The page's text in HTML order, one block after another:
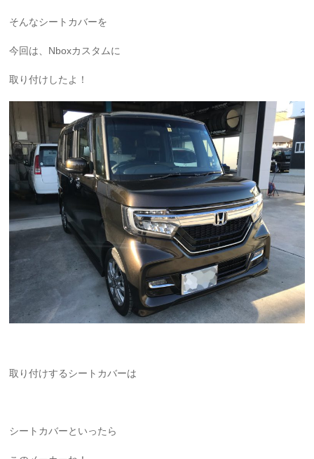
そんなシートカバーを
今回は、Nboxカスタムに
取り付けしたよ！
取り付けするシートカバーは
シートカバーといったら